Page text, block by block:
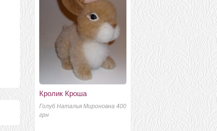
Кролик Кроша
Голуб Наталья Мироновна 400
грн
Запах весны
Носач Тамара 186 грн